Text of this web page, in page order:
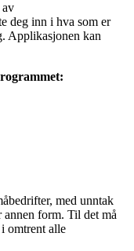
av
deg inn i hva som er
Applikasjonen kan
med unntak
annen form. Til det må
omtrent alle